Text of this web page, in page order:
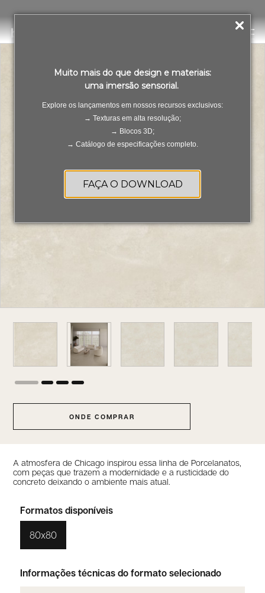
Muito mais do que design e materiais:
uma imersão sensorial.
Explore os lançamentos em nossos recursos exclusivos:
→ Texturas em alta resolução;
→ Blocos 3D;
→ Catálogo de especificações completo.
FAÇA O DOWNLOAD
ONDE COMPRAR
A atmosfera de Chicago inspirou essa linha de Porcelanatos,
com peças que trazem a modernidade e a rusticidade do
concreto deixando o ambiente mais atual.
Formatos disponíveis
80x80
Informações técnicas do formato selecionado